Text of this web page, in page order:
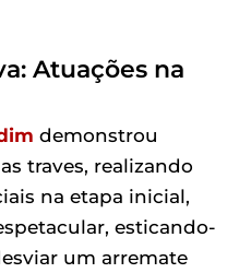
Atuações na
demonstrou
traves, realizando
na etapa inicial,
esticando-
um arremate